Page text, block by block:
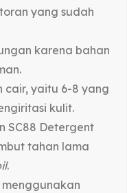
yang sudah
karena bahan
cair, yaitu 6-8 yang
kulit.
SC88 Detergent
tahan lama
.